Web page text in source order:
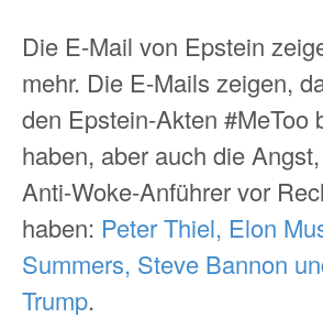
Die E-Mail von Epstein
mehr. Die E-Mails zeigen,
den Epstein-Akten #MeToo
haben, aber auch die
Anti-Woke-Anführer vor
haben: Peter Thiel, Elon
Summers, Steve Bannon
Trump.